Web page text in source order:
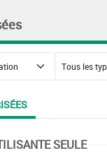
SEULE